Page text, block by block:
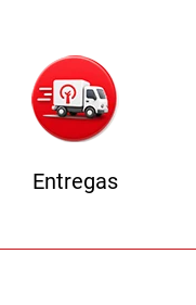
Entregas